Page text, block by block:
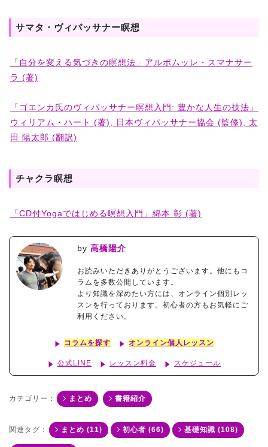
サマタ・ヴィパッサナー瞑想
「自分を変える気づきの瞑想法」アルボムッレ・スマナサー
ラ (著)
「ゴエンカ氏のヴィパッサナー瞑想入門: 豊かな人生の技法」
ウィリアム・ハート (著), 日本ヴィパッサナー協会 (監修), 太
田 陽太郎 (翻訳)
チャクラ瞑想
「CD付Yogaではじめる暝想入門」綿本 彰 (著)
by 高橋陽介
お読みいただきありがとうございます。他にもコ
ラムを多数公開しています。
より知識を深めたい方には、オンライン個別レッ
スンを行っております。初心者の方もお気軽にご
利用ください。
コラムを探す オンライン個人レッスン
公式LINE レッスン料金 スケジュール
カテゴリー： まとめ 書籍紹介
関連タグ： まとめ (11) 初心者 (66) 基礎知識 (108)